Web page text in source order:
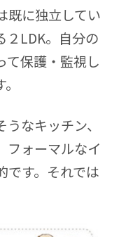
既に独立してい
２LDK。自分の
て保護・監視し
なキッチン、
フォーマルなイ
です。それでは